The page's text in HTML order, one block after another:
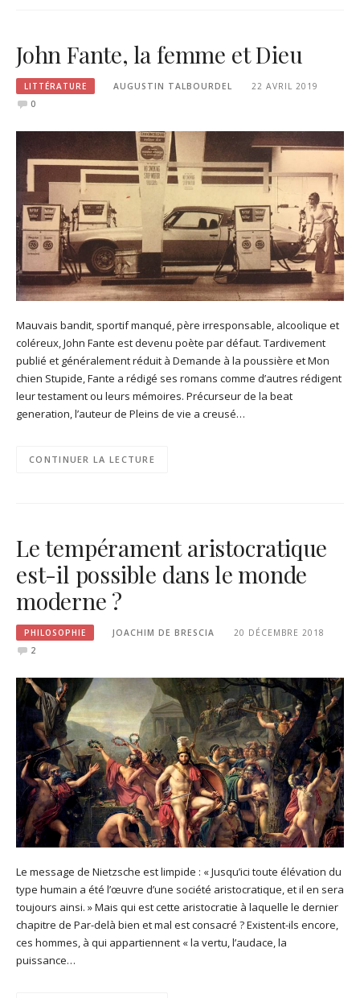
John Fante, la femme et Dieu
LITTÉRATURE AUGUSTIN TALBOURDEL
22 AVRIL 2019
0
Mauvais bandit, sportif manqué, père irresponsable, alcoolique et
coléreux, John Fante est devenu poète par défaut. Tardivement
publié et généralement réduit à Demande à la poussière et Mon
chien Stupide, Fante a rédigé ses romans comme d’autres rédigent
leur testament ou leurs mémoires. Précurseur de la beat
generation, l’auteur de Pleins de vie a creusé…
CONTINUER LA LECTURE
Le tempérament aristocratique
est-il possible dans le monde
moderne ?
PHILOSOPHIE JOACHIM DE BRESCIA
20 DÉCEMBRE 2018
2
Le message de Nietzsche est limpide : « Jusqu’ici toute élévation du
type humain a été l’œuvre d’une société aristocratique, et il en sera
toujours ainsi. » Mais qui est cette aristocratie à laquelle le dernier
chapitre de Par-delà bien et mal est consacré ? Existent-ils encore,
ces hommes, à qui appartiennent « la vertu, l’audace, la
puissance…